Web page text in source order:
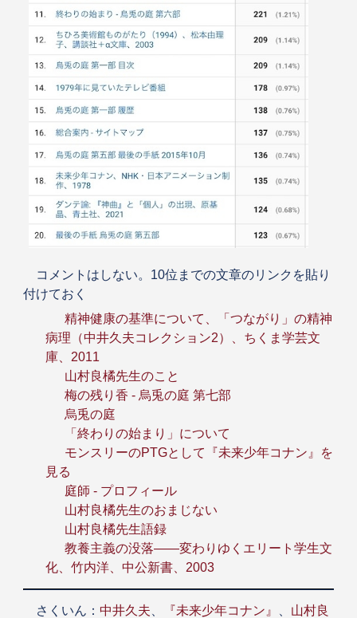
コメントはしない。10位までの文章のリンクを貼り
付けておく
精神健康の基準について、「つながり」の精神
病理（中井久夫コレクション2）、ちくま学芸文
庫、2011
山村良橘先生のこと
梅の残り香 - 烏兎の庭 第七部
烏兎の庭
「終わりの始まり」について
モンスリーのPTGとして『未来少年コナン』を
見る
庭師 - プロフィール
山村良橘先生のおまじない
山村良橘先生語録
教養主義の没落――変わりゆくエリート学生文
化、竹内洋、中公新書、2003
さくいん： 中井久夫 『未来少年コナン』
山村良